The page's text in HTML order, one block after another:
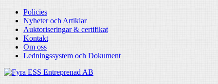
Policies
Nyheter och Artiklar
Auktoriseringar & certifikat
Kontakt
Om oss
Ledningssystem och Dokument